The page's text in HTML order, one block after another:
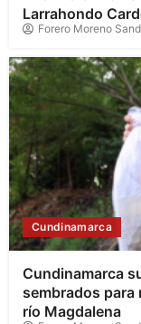
Larrahondo
Forero Moreno
Cundinamarca
Cundinamarca
sembrados para
río Magdalena